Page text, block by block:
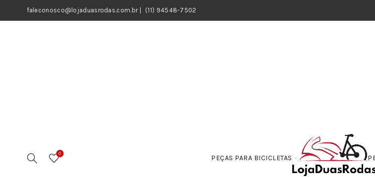
faleconosco@lojaduasrodas.com.br| (11) 94548-7502
0
PEÇAS PARA BICICLETAS